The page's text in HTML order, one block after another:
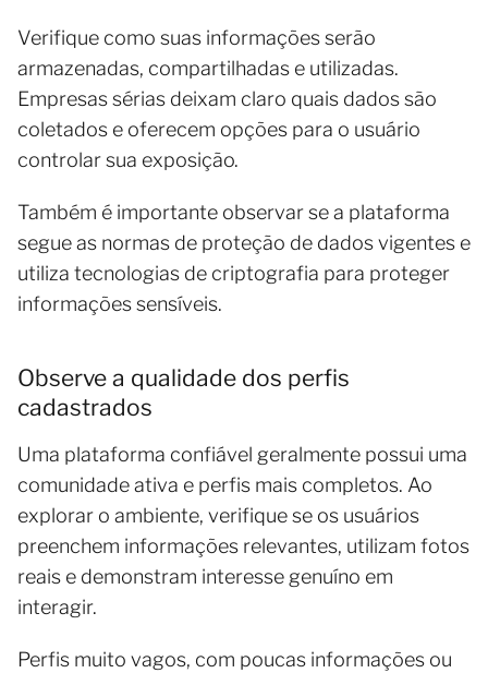
Verifique como suas informações serão
armazenadas, compartilhadas e utilizadas.
Empresas sérias deixam claro quais dados são
coletados e oferecem opções para o usuário
controlar sua exposição.
Também é importante observar se a plataforma
segue as normas de proteção de dados vigentes e
utiliza tecnologias de criptografia para proteger
informações sensíveis.
Observe a qualidade dos perfis
cadastrados
Uma plataforma confiável geralmente possui uma
comunidade ativa e perfis mais completos. Ao
explorar o ambiente, verifique se os usuários
preenchem informações relevantes, utilizam fotos
reais e demonstram interesse genuíno em
interagir.
Perfis muito vagos, com poucas informações ou